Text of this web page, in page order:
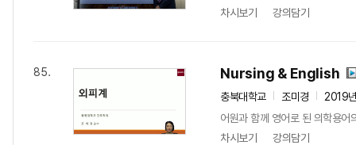
차시보기
강의담기
85. Nursing & English
충북대학교 조미경
2019
어원과 함께 영어로 된 의학용어
차시보기
강의담기